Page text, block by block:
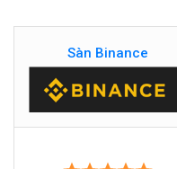
Sàn Binance